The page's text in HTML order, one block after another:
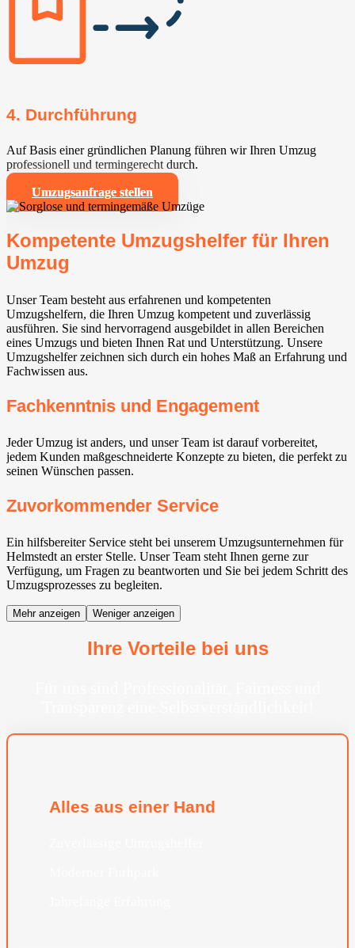
4. Durchführung
Auf Basis einer gründlichen Planung führen wir Ihren Umzug
professionell und termingerecht durch.
Umzugsanfrage stellen
Kompetente Umzugshelfer für Ihren
Umzug
Unser Team besteht aus erfahrenen und kompetenten
Umzugshelfern, die Ihren Umzug kompetent und zuverlässig
ausführen. Sie sind hervorragend ausgebildet in allen Bereichen
eines Umzugs und bieten Ihnen Rat und Unterstützung. Unsere
Umzugshelfer zeichnen sich durch ein hohes Maß an Erfahrung und
Fachwissen aus.
Fachkenntnis und Engagement
Jeder Umzug ist anders, und unser Team ist darauf vorbereitet,
jedem Kunden maßgeschneiderte Konzepte zu bieten, die perfekt zu
seinen Wünschen passen.
Zuvorkommender Service
Ein hilfsbereiter Service steht bei unserem Umzugsunternehmen für
Helmstedt an erster Stelle. Unser Team steht Ihnen gerne zur
Verfügung, um Fragen zu beantworten und Sie bei jedem Schritt des
Umzugsprozesses zu begleiten.
Mehr anzeigen Weniger anzeigen
Ihre Vorteile bei uns
Alles aus einer Hand